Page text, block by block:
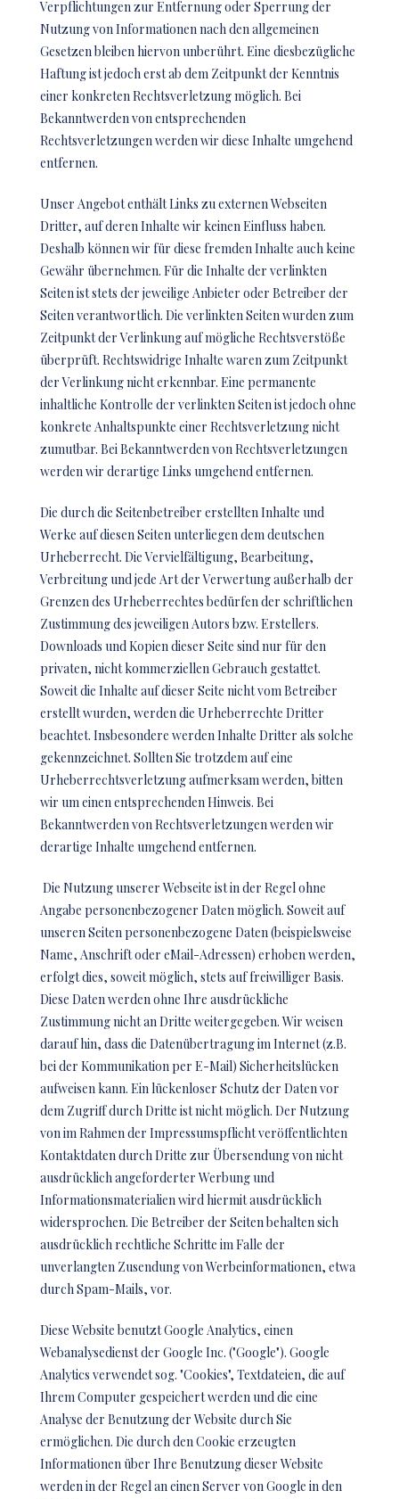
Verpflichtungen zur Entfernung oder Sperrung der
Nutzung von Informationen nach den allgemeinen
Gesetzen bleiben hiervon unberührt. Eine diesbezügliche
Haftung ist jedoch erst ab dem Zeitpunkt der Kenntnis
einer konkreten Rechtsverletzung möglich. Bei
Bekanntwerden von entsprechenden
Rechtsverletzungen werden wir diese Inhalte umgehend
entfernen.
Unser Angebot enthält Links zu externen Webseiten
Dritter, auf deren Inhalte wir keinen Einfluss haben.
Deshalb können wir für diese fremden Inhalte auch keine
Gewähr übernehmen. Für die Inhalte der verlinkten
Seiten ist stets der jeweilige Anbieter oder Betreiber der
Seiten verantwortlich. Die verlinkten Seiten wurden zum
Zeitpunkt der Verlinkung auf mögliche Rechtsverstöße
überprüft. Rechtswidrige Inhalte waren zum Zeitpunkt
der Verlinkung nicht erkennbar. Eine permanente
inhaltliche Kontrolle der verlinkten Seiten ist jedoch ohne
konkrete Anhaltspunkte einer Rechtsverletzung nicht
zumutbar. Bei Bekanntwerden von Rechtsverletzungen
werden wir derartige Links umgehend entfernen.
Die durch die Seitenbetreiber erstellten Inhalte und
Werke auf diesen Seiten unterliegen dem deutschen
Urheberrecht. Die Vervielfältigung, Bearbeitung,
Verbreitung und jede Art der Verwertung außerhalb der
Grenzen des Urheberrechtes bedürfen der schriftlichen
Zustimmung des jeweiligen Autors bzw. Erstellers.
Downloads und Kopien dieser Seite sind nur für den
privaten, nicht kommerziellen Gebrauch gestattet.
Soweit die Inhalte auf dieser Seite nicht vom Betreiber
erstellt wurden, werden die Urheberrechte Dritter
beachtet. Insbesondere werden Inhalte Dritter als solche
gekennzeichnet. Sollten Sie trotzdem auf eine
Urheberrechtsverletzung aufmerksam werden, bitten
wir um einen entsprechenden Hinweis. Bei
Bekanntwerden von Rechtsverletzungen werden wir
derartige Inhalte umgehend entfernen.
Die Nutzung unserer Webseite ist in der Regel ohne
Angabe personenbezogener Daten möglich. Soweit auf
unseren Seiten personenbezogene Daten (beispielsweise
Name, Anschrift oder eMail-Adressen) erhoben werden,
erfolgt dies, soweit möglich, stets auf freiwilliger Basis.
Diese Daten werden ohne Ihre ausdrückliche
Zustimmung nicht an Dritte weitergegeben. Wir weisen
darauf hin, dass die Datenübertragung im Internet (z.B.
bei der Kommunikation per E-Mail) Sicherheitslücken
aufweisen kann. Ein lückenloser Schutz der Daten vor
dem Zugriff durch Dritte ist nicht möglich. Der Nutzung
von im Rahmen der Impressumspflicht veröffentlichten
Kontaktdaten durch Dritte zur Übersendung von nicht
ausdrücklich angeforderter Werbung und
Informationsmaterialien wird hiermit ausdrücklich
widersprochen. Die Betreiber der Seiten behalten sich
ausdrücklich rechtliche Schritte im Falle der
unverlangten Zusendung von Werbeinformationen, etwa
durch Spam-Mails, vor.
Diese Website benutzt Google Analytics, einen
Webanalysedienst der Google Inc. ("Google"). Google
Analytics verwendet sog. "Cookies", Textdateien, die auf
Ihrem Computer gespeichert werden und die eine
Analyse der Benutzung der Website durch Sie
ermöglichen. Die durch den Cookie erzeugten
Informationen über Ihre Benutzung dieser Website
werden in der Regel an einen Server von Google in den